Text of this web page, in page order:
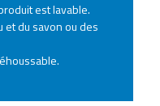
est lavable.
et du savon ou des